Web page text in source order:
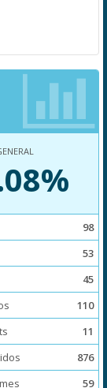
98
53
45
110
11
876
59